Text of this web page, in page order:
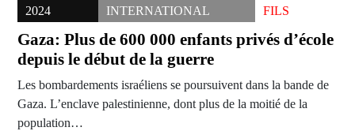
2024
INTERNATIONAL
FILS
Gaza: Plus de 600 000 enfants privés d’école
depuis le début de la guerre
Les bombardements israéliens se poursuivent dans la bande de
Gaza. L’enclave palestinienne, dont plus de la moitié de la
population…